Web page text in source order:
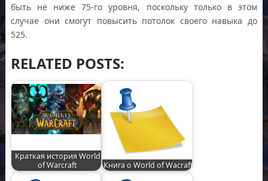
быть не ниже 75-го уровня, поскольку только в этом
случае они смогут повысить потолок своего навыка до
525.
RELATED POSTS:
Краткая история World
of Warcraft
Книга о World of Wacraft